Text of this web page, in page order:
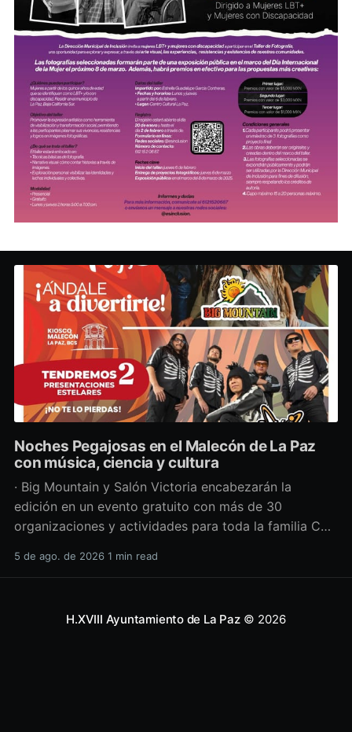
Noches Pegajosas en el Malecón de La Paz
con música, ciencia y cultura
· Big Mountain y Salón Victoria encabezarán la
edición en un evento gratuito con más de 30
organizaciones y actividades para toda la familia Con
divulgación científica y actividades culturales
5 de ago. de 2026 1 min read
H.XVIII Ayuntamiento de La Paz© 2026